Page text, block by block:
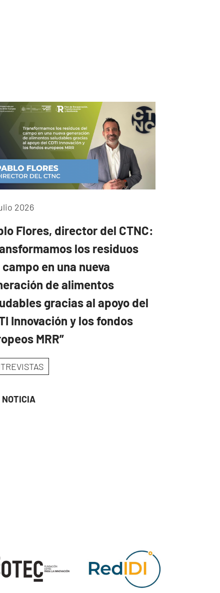
2026
Flores, director del CTNC:
los residuos
en una nueva
de alimentos
gracias al apoyo del
Innovación y los fondos
MRR”
NOTICIA